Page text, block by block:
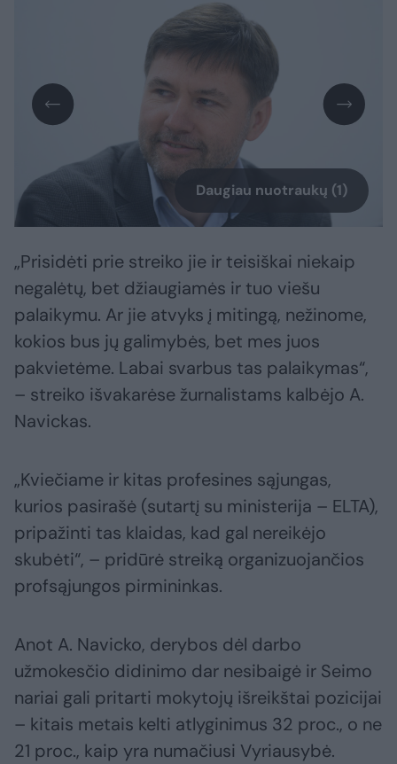
Daugiau nuotraukų (1)
„Prisidėti prie streiko jie ir teisiškai niekaip
negalėtų, bet džiaugiamės ir tuo viešu
palaikymu. Ar jie atvyks į mitingą, nežinome,
kokios bus jų galimybės, bet mes juos
pakvietėme. Labai svarbus tas palaikymas“,
– streiko išvakarėse žurnalistams kalbėjo A.
Navickas.
„Kviečiame ir kitas profesines sąjungas,
kurios pasirašė (sutartį su ministerija – ELTA),
pripažinti tas klaidas, kad gal nereikėjo
skubėti“, – pridūrė streiką organizuojančios
profsąjungos pirmininkas.
Anot A. Navicko, derybos dėl darbo
užmokesčio didinimo dar nesibaigė ir Seimo
nariai gali pritarti mokytojų išreikštai pozicijai
– kitais metais kelti atlyginimus 32 proc., o ne
21 proc., kaip yra numačiusi Vyriausybė.